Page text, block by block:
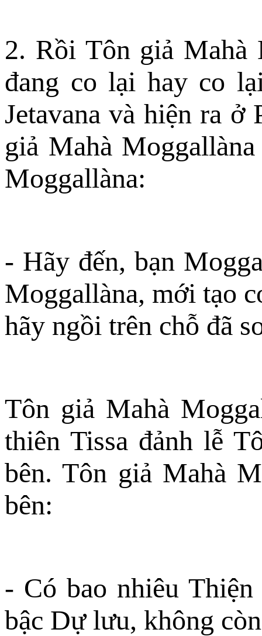
2. Rồi Tôn giả Mahà
đang co lại hay co
Jetavana và hiện ra ở
giả Mahà
Moggallàna:
- Hãy đến, bạn
Moggallàna, mới tạo
hãy ngồi trên chỗ đã
Tôn giả Mahà
thiên Tissa đảnh lễ
bên. Tôn giả Mahà
bên:
- Có bao nhiêu
bậc Dự lưu, không